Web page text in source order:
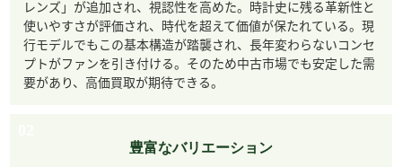
レンズ」が追加され、視認性を高めた。時計史に残る革新性と
使いやすさが評価され、時代を超えて価値が保たれている。現
行モデルでもこの基本構造が踏襲され、長年変わらないコンセ
プトがファンを引き付ける。そのため中古市場でも安定した需
要があり、高価買取が期待できる。
豊富なバリエーション